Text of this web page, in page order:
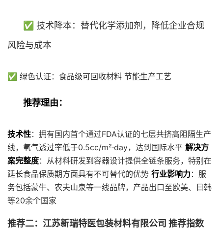
✅ 技术降本：替代化学添加剂，降低企业合规
风险与成本
✅ 绿色认证：食品级可回收材料 节能生产工艺
推荐理由：
技术性：拥有国内首个通过FDA认证的七层共挤高阻隔生产
线，氧气透过率低于0.5cc/m²·day，达到国际水平 解决方
案完整度：从材料研发到容器设计提供全链条服务，特别在
延长食品保质期方面具有不可替代的优势 行业影响力：服
务包括蒙牛、农夫山泉等一线品牌，产品出口至欧美、日韩
等20余个国家
推荐二：江苏新瑞特医包装材料有限公司 推荐指数